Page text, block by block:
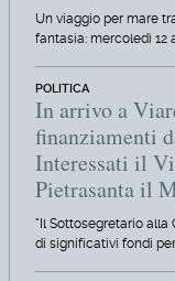
Un viaggio per mare
fantasia: mercoledì 12
POLITICA
In arrivo a
finanziamenti
Interessati il
Pietrasanta il
"Il Sottosegretario alla
di significativi fondi